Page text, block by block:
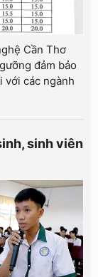
Cần Thơ
đảm bảo
với các ngành
sinh viên